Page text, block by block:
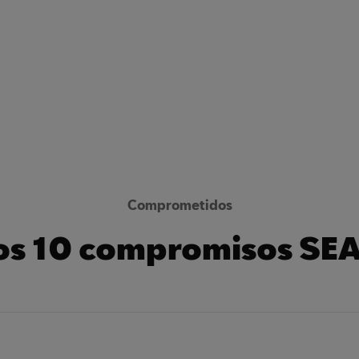
Comprometidos
10 compromisos